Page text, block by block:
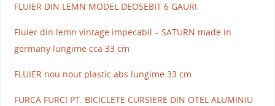
FLUIER DIN LEMN MODEL DEOSEBIT 6 GAURI
Fluier din lemn vintage impecabil – SATURN made in
germany lungime cca 33 cm
FLUIER nou nout plastic abs lungime 33 cm
FURCA FURCI PT. BICICLETE CURSIERE DIN OTEL ALUMINIU